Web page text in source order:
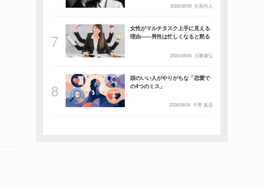
2026/08/05 矢黒尚人
女性がマルチタスク上手に見える
理由――男性は忙しくなると黙る
2026/08/04 川勝康弘
頭のいい人がやりがちな「恋愛で
の4つのミス」
2026/08/04 千野 真吾